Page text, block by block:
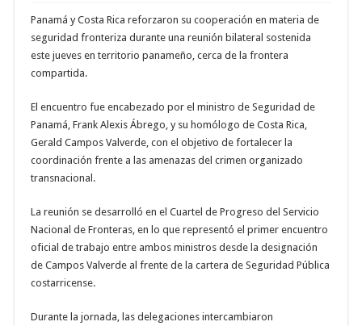
Panamá y Costa Rica reforzaron su cooperación en materia de
seguridad fronteriza durante una reunión bilateral sostenida
este jueves en territorio panameño, cerca de la frontera
compartida.
El encuentro fue encabezado por el ministro de Seguridad de
Panamá, Frank Alexis Ábrego, y su homólogo de Costa Rica,
Gerald Campos Valverde, con el objetivo de fortalecer la
coordinación frente a las amenazas del crimen organizado
transnacional.
La reunión se desarrolló en el Cuartel de Progreso del Servicio
Nacional de Fronteras, en lo que representó el primer encuentro
oficial de trabajo entre ambos ministros desde la designación
de Campos Valverde al frente de la cartera de Seguridad Pública
costarricense.
Durante la jornada, las delegaciones intercambiaron